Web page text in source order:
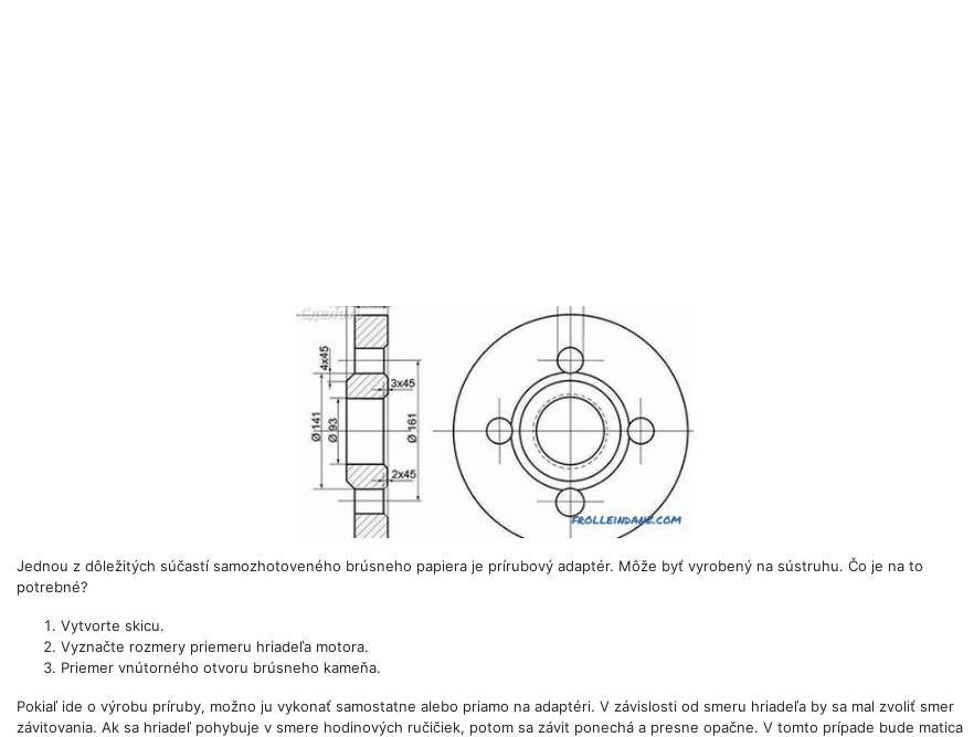
Jednou z dôležitých súčastí samozhotoveného brúsneho papiera je prírubový adaptér. Môže byť vyrobený na sústruhu. Čo je na to
potrebné?
Vytvorte skicu.
Vyznačte rozmery priemeru hriadeľa motora.
Priemer vnútorného otvoru brúsneho kameňa.
Pokiaľ ide o výrobu príruby, možno ju vykonať samostatne alebo priamo na adaptéri. V závislosti od smeru hriadeľa by sa mal zvoliť smer
závitovania. Ak sa hriadeľ pohybuje v smere hodinových ručičiek, potom sa závit ponechá a presne opačne. V tomto prípade bude matica